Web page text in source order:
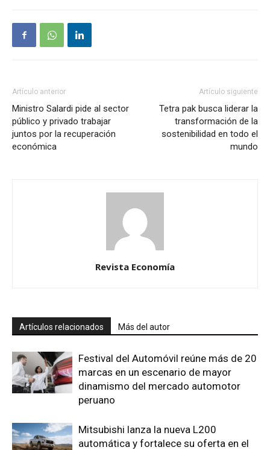
Artículo anterior
Ministro Salardi pide al sector
público y privado trabajar
juntos por la recuperación
económica
Artículo siguiente
Tetra pak busca liderar la
transformación de la
sostenibilidad en todo el
mundo
Revista Economía
Artículos relacionados Más del autor
Festival del Automóvil reúne más de 20
marcas en un escenario de mayor
dinamismo del mercado automotor
peruano
Mitsubishi lanza la nueva L200
automática y fortalece su oferta en el